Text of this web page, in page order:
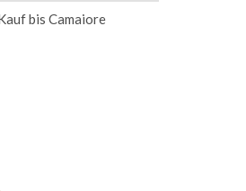
bis Camaiore